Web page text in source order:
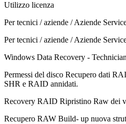
Utilizzo licenza
Per tecnici / aziende / Aziende
Per tecnici / aziende / Aziende
Windows Data Recovery -
Permessi del disco Recupero dati
SHR e RAID annidati.
Recovery RAID Ripristino Raw dei
Recupero RAW Build- up nuova